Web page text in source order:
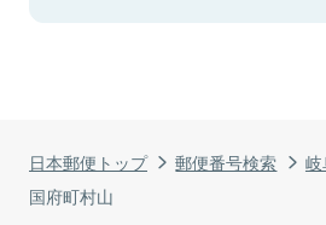
日本郵便トップ 郵便番号検索
国府町村山